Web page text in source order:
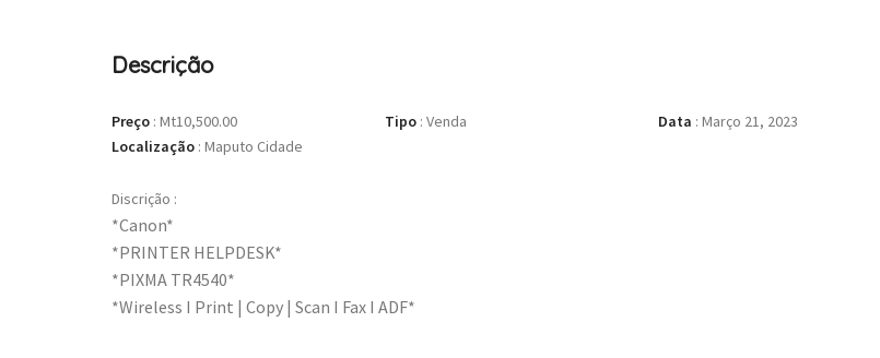
Descrição
Preço : Mt10,500.00 Tipo : Venda Data : Março 21, 2023
Localização : Maputo Cidade
Discrição :
*Canon*
*PRINTER HELPDESK*
*PIXMA TR4540*
*Wireless I Print | Copy | Scan I Fax I ADF*